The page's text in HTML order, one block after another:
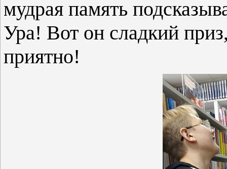
мудрая память
Ура! Вот он сладкий
приятно!